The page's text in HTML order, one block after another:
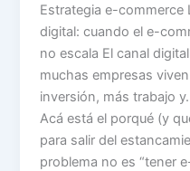
Estrategia e-commerce
digital: cuando el e-
no escala El canal
muchas empresas
inversión, más trabajo
Acá está el porqué (y
para salir del
problema no es “tener